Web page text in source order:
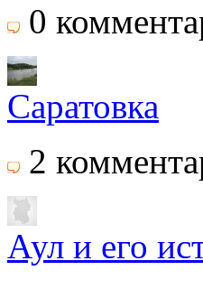
0
Саратовка
2
Аул и его